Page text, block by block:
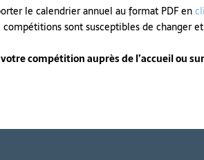
le calendrier annuel au format PDF en
sont susceptibles de changer
compétition auprès de l’accueil ou